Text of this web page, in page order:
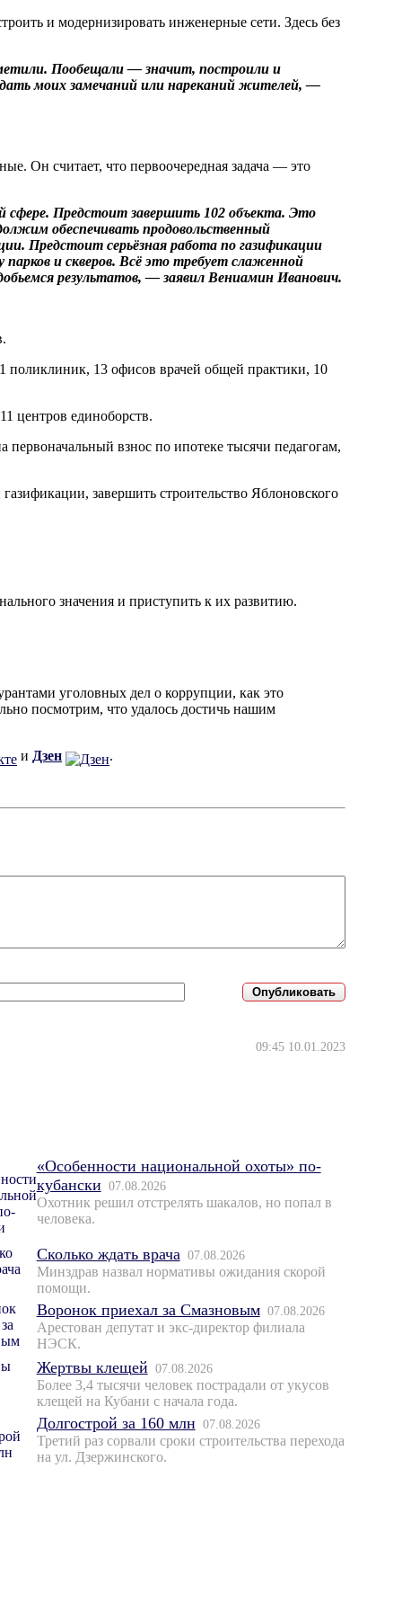
и модернизировать инженерные сети. Здесь без
Пообещали — значит, построили и
моих замечаний или нареканий жителей, —
Он считает, что первоочередная задача — это
сфере. Предстоит завершить 102 объекта. Это
обеспечивать продовольственный
Предстоит серьёзная работа по газификации
и скверов. Всё это требует слаженной
результатов, — заявил Вениамин Иванович.
поликлиник, 13 офисов врачей общей практики, 10
центров единоборств.
взнос по ипотеке тысячи педагогам,
завершить строительство Яблоновского
значения и приступить к их развитию.
уголовных дел о коррупции, как это
посмотрим, что удалось достичь нашим
и Дзен .
09:45 10.01.2023
«Особенности национальной охоты» по-
кубански 07.08.2026
Охотник решил отстрелять шакалов, но попал в
человека.
Сколько ждать врача 07.08.2026
Минздрав назвал нормативы ожидания скорой
помощи.
Воронок приехал за Смазновым 07.08.2026
Арестован депутат и экс-директор филиала
НЭСК.
Жертвы клещей 07.08.2026
Более 3,4 тысячи человек пострадали от укусов
клещей на Кубани с начала года.
Долгострой за 160 млн 07.08.2026
Третий раз сорвали сроки строительства перехода
на ул. Дзержинского.